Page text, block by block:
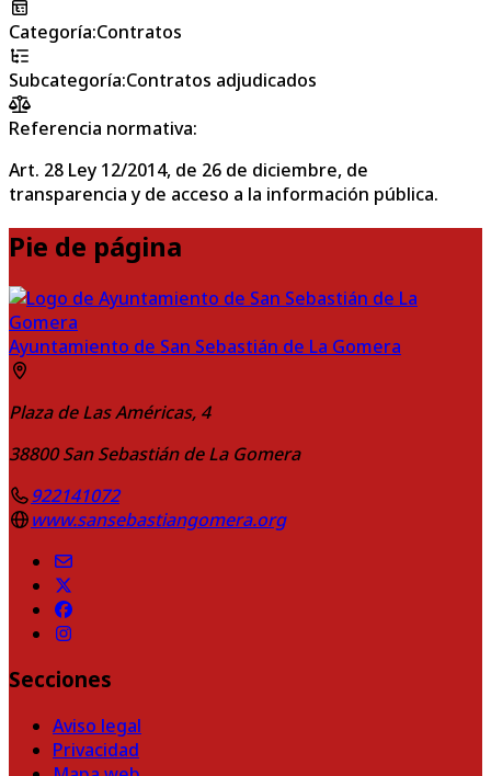
Categoría:Contratos
Subcategoría:Contratos adjudicados
Referencia normativa:
Art. 28 Ley 12/2014, de 26 de diciembre, de
transparencia y de acceso a la información pública.
Pie de página
Ayuntamiento de San Sebastián de La Gomera
Plaza de Las Américas, 4
38800 San Sebastián de La Gomera
922141072
www.sansebastiangomera.org
Secciones
Aviso legal
Privacidad